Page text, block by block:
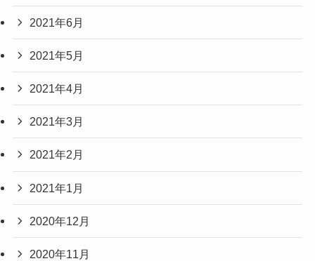
2021年6月
2021年5月
2021年4月
2021年3月
2021年2月
2021年1月
2020年12月
2020年11月